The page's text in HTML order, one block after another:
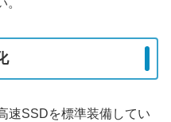
速SSDを標準装備してい